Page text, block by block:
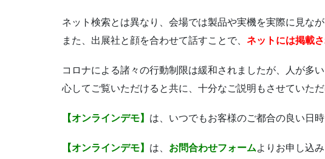
ネット検索とは異なり、会場では製品や実機を実際に見なが
また、出展社と顔を合わせて話すことで、 ネットには掲載
コロナによる諸々の行動制限は緩和されましたが、人が多
心してご覧いただけると共に、十分なご説明もさせていただ
【オンラインデモ】 は、いつでもお客様のご都合の良い日
【オンラインデモ】 は、 お問合わせフォームよりお申し込